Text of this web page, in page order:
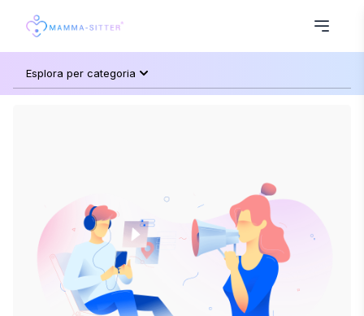
Esplora per categoria